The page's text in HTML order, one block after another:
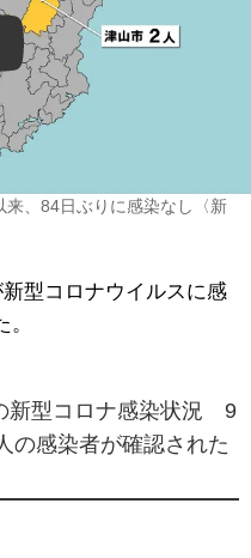
、84日ぶりに感染なし〈新
型コロナウイルスに感
新型コロナ感染状況 9
の感染者が確認された